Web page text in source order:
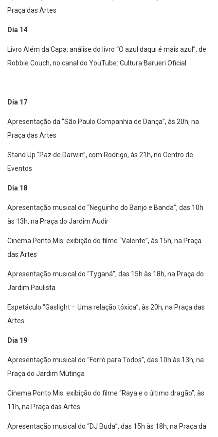
Praça das Artes
Dia 14
Livro Além da Capa: análise do livro “O azul daqui é mais azul”, de
Robbie Couch, no canal do YouTube: Cultura Barueri Oficial
Dia 17
Apresentação da “São Paulo Companhia de Dança”, às 20h, na
Praça das Artes
Stand Up “Paz de Darwin”, com Rodrigo, às 21h, no Centro de
Eventos
Dia 18
Apresentação musical do “Neguinho do Banjo e Banda”, das 10h
às 13h, na Praça do Jardim Audir
Cinema Ponto Mis: exibição do filme “Valente”, às 15h, na Praça
das Artes
Apresentação musical do “Tyganá”, das 15h às 18h, na Praça do
Jardim Paulista
Espetáculo “Gaslight – Uma relação tóxica”, às 20h, na Praça das
Artes
Dia 19
Apresentação musical do “Forró para Todos”, das 10h às 13h, na
Praça do Jardim Mutinga
Cinema Ponto Mis: exibição do filme “Raya e o último dragão”, às
11h, na Praça das Artes
Apresentação musical do “DJ Buda”, das 15h às 18h, na Praça da